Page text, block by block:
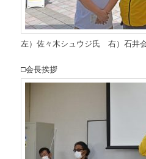
左）佐々木シュウジ氏 右）石井
□会長挨拶